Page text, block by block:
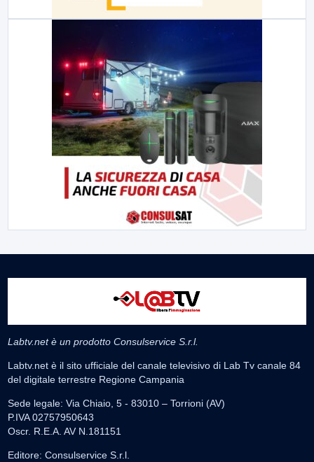
Labtv.net è un prodotto Consulservice S.r.l.
Labtv.net è il sito ufficiale del canale televisivo di Lab Tv canale 84
del digitale terrestre Regione Campania
Sede legale: Via Chiaio, 5 - 83010 – Torrioni (AV)
P.IVA 02757950643
Oscr. R.E.A. AV N.181151
Editore: Consulservice S.r.l.